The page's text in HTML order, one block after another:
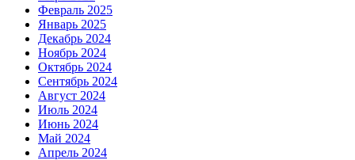
Февраль 2025
Январь 2025
Декабрь 2024
Ноябрь 2024
Октябрь 2024
Сентябрь 2024
Август 2024
Июль 2024
Июнь 2024
Май 2024
Апрель 2024